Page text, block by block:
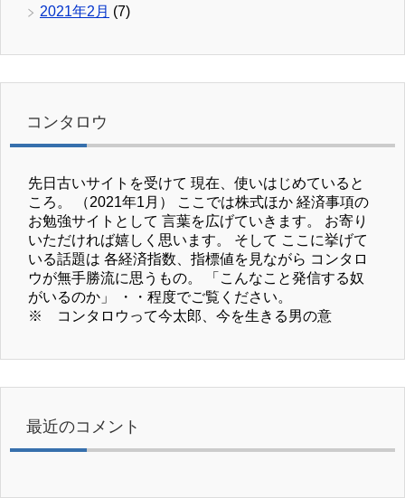
2021年2月 (7)
コンタロウ
先日古いサイトを受けて 現在、使いはじめていると
ころ。 （2021年1月） ここでは株式ほか 経済事項の
お勉強サイトとして 言葉を広げていきます。 お寄り
いただければ嬉しく思います。 そして ここに挙げて
いる話題は 各経済指数、指標値を見ながら コンタロ
ウが無手勝流に思うもの。 「こんなこと発信する奴
がいるのか」 ・・程度でご覧ください。
※ コンタロウって今太郎、今を生きる男の意
最近のコメント